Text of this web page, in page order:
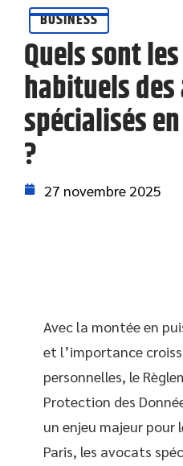
BUSINESS
Quels sont
habituels
spécialisés
?
27 novembre 2025
Avec la montée en
et l’importance
personnelles, le
Protection des
un enjeu majeur pour
Paris, les avocats